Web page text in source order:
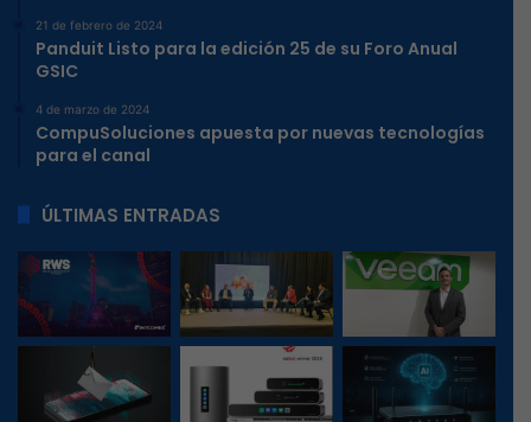
21 de febrero de 2024
Panduit Listo para la edición 25 de su Foro Anual
GSIC
4 de marzo de 2024
CompuSoluciones apuesta por nuevas tecnologías
para el canal
ÚLTIMAS ENTRADAS